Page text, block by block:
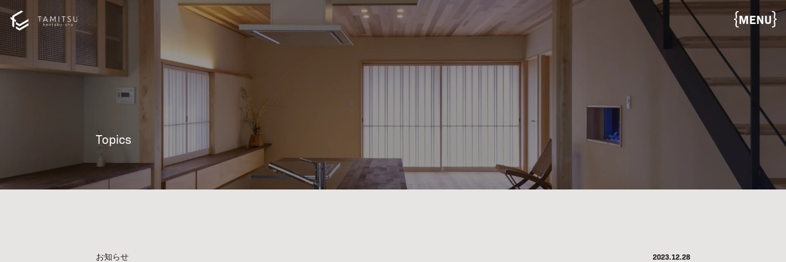
MENU
Topics
お知らせ 2023.12.28